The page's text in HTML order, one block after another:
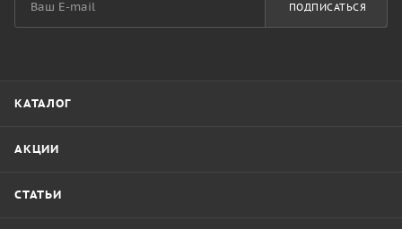
ПОДПИСАТЬСЯ
КАТАЛОГ
АКЦИИ
СТАТЬИ